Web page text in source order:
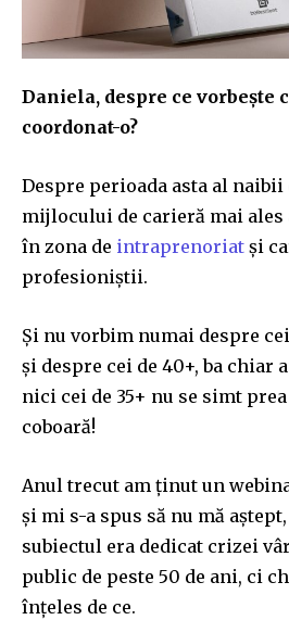
Daniela, despre ce vorbește
coordonat-o?
Despre perioada asta al
mijlocului de carieră mai ales
în zona de intraprenoriat și
profesioniștii.
Și nu vorbim numai despre
și despre cei de 40+, ba chiar
nici cei de 35+ nu se simt
coboară!
Anul trecut am ținut un
și mi s-a spus să nu mă
subiectul era dedicat crizei
public de peste 50 de ani, ci
înțeles de ce.